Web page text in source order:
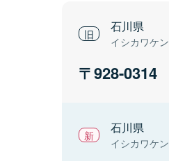
石川県
イシカワケン
928-0314
石川県
イシカワケン